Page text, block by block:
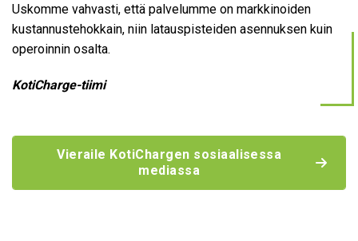
Uskomme vahvasti, että palvelumme on markkinoiden
kustannustehokkain, niin latauspisteiden asennuksen kuin
operoinnin osalta.
KotiCharge-tiimi
Vieraile KotiChargen sosiaalisessa
mediassa